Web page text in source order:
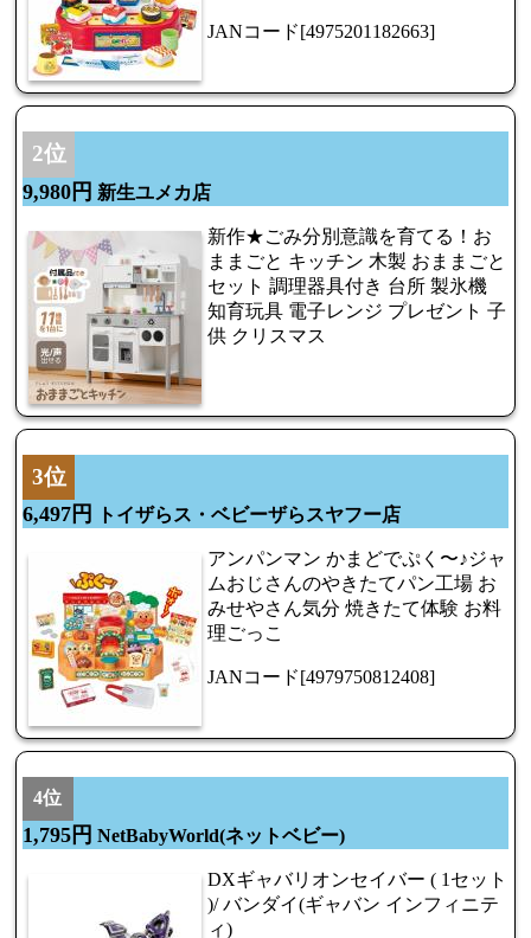
JANコード[4975201182663]
2位
9,980円 新生ユメカ店
新作★ごみ分別意識を育てる！お
ままごと キッチン 木製 おままごと
セット 調理器具付き 台所 製氷機
知育玩具 電子レンジ プレゼント 子
供 クリスマス
3位
6,497円 トイザらス・ベビーザらスヤフー店
アンパンマン かまどでぷく〜♪ジャ
ムおじさんのやきたてパン工場 お
みせやさん気分 焼きたて体験 お料
理ごっこ
JANコード[4979750812408]
4位
1,795円 NetBabyWorld(ネットベビー)
DXギャバリオンセイバー ( 1セット
)/ バンダイ(ギャバン インフィニテ
ィ)